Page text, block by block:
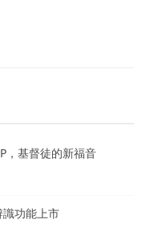
，基督徒的新福音
功能上市